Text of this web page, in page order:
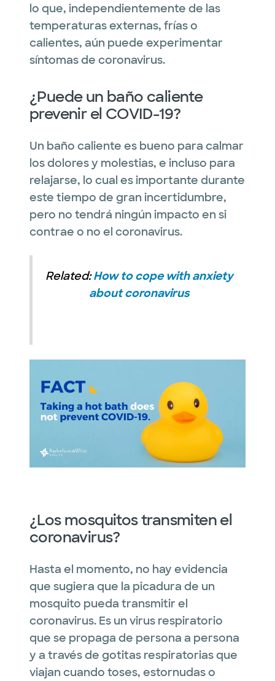
lo que, independientemente de las
temperaturas externas, frías o
calientes, aún puede experimentar
síntomas de coronavirus.
¿Puede un baño caliente
prevenir el COVID-19?
Un baño caliente es bueno para calmar
los dolores y molestias, e incluso para
relajarse, lo cual es importante durante
este tiempo de gran incertidumbre,
pero no tendrá ningún impacto en si
contrae o no el coronavirus.
Related:How to cope with anxiety
about coronavirus
¿Los mosquitos transmiten el
coronavirus?
Hasta el momento, no hay evidencia
que sugiera que la picadura de un
mosquito pueda transmitir el
coronavirus. Es un virus respiratorio
que se propaga de persona a persona
y a través de gotitas respiratorias que
viajan cuando toses, estornudas o